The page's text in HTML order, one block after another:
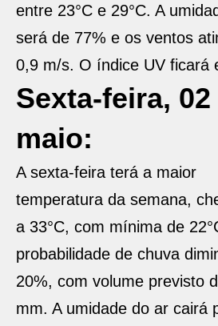
entre 23°C e 29°C. A
será de 77% e os ventos
0,9 m/s. O índice UV ficará
Sexta-feira, 02
maio:
A sexta-feira terá a maior
temperatura da semana,
a 33°C, com mínima de
probabilidade de chuva
20%, com volume previsto
mm. A umidade do ar cairá